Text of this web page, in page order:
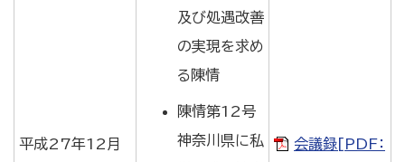
平成27年12月
及び処遇改善
の実現を求め
る陳情
陳情第12号
神奈川県に私
会議録[PDF：